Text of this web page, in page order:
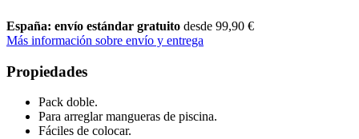
España: envío estándar gratuito desde 99,90 €
Más información sobre envío y entrega
Propiedades
Pack doble.
Para arreglar mangueras de piscina.
Fáciles de colocar.